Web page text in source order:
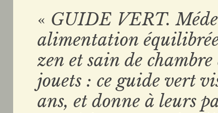
« GUIDE VERT.
alimentation
zen et sain de
jouets : ce guide vert
ans, et donne à leurs